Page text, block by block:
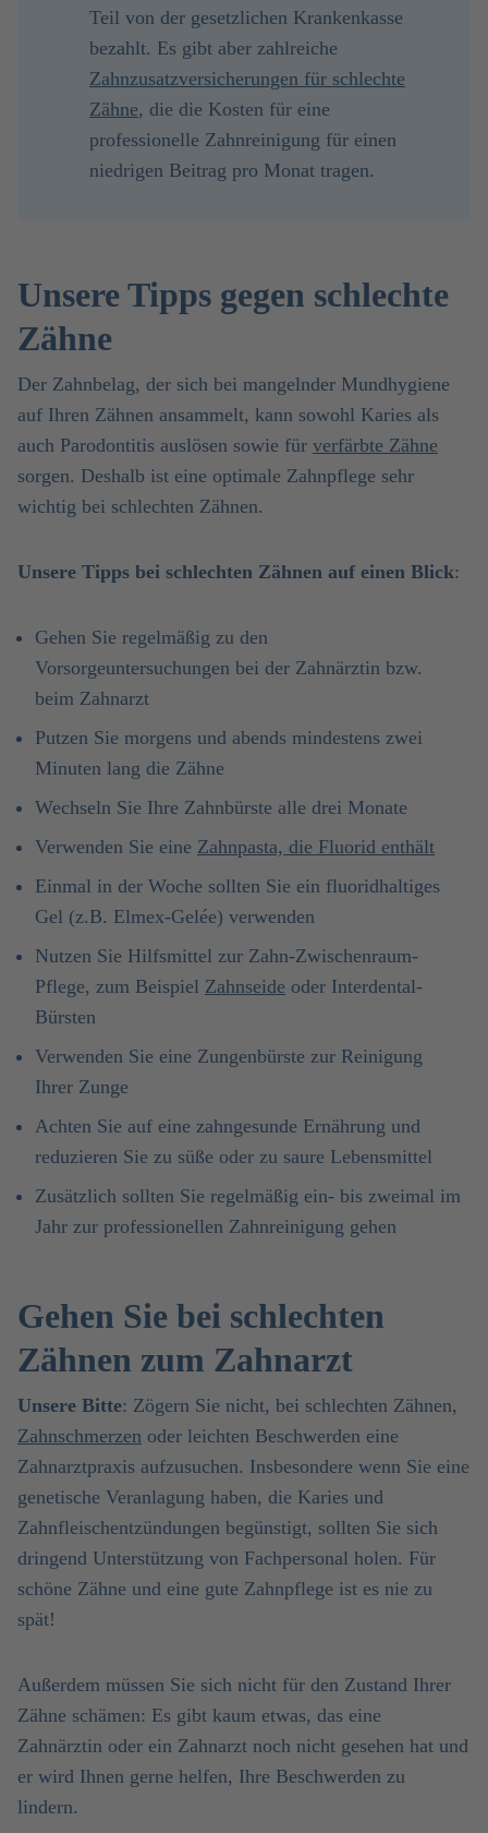
Teil von der gesetzlichen Krankenkasse
bezahlt. Es gibt aber zahlreiche
Zahnzusatzversicherungen für schlechte
Zähne, die die Kosten für eine
professionelle Zahnreinigung für einen
niedrigen Beitrag pro Monat tragen.
Unsere Tipps gegen schlechte
Zähne
Der Zahnbelag, der sich bei mangelnder Mundhygiene
auf Ihren Zähnen ansammelt, kann sowohl Karies als
auch Parodontitis auslösen sowie für verfärbte Zähne
sorgen. Deshalb ist eine optimale Zahnpflege sehr
wichtig bei schlechten Zähnen.
Unsere Tipps bei schlechten Zähnen auf einen Blick:
Gehen Sie regelmäßig zu den
Vorsorgeuntersuchungen bei der Zahnärztin bzw.
beim Zahnarzt
Putzen Sie morgens und abends mindestens zwei
Minuten lang die Zähne
Wechseln Sie Ihre Zahnbürste alle drei Monate
Verwenden Sie eine Zahnpasta, die Fluorid enthält
Einmal in der Woche sollten Sie ein fluoridhaltiges
Gel (z.B. Elmex-Gelée) verwenden
Nutzen Sie Hilfsmittel zur Zahn-Zwischenraum-
Pflege, zum Beispiel Zahnseide oder Interdental-
Bürsten
Verwenden Sie eine Zungenbürste zur Reinigung
Ihrer Zunge
Achten Sie auf eine zahngesunde Ernährung und
reduzieren Sie zu süße oder zu saure Lebensmittel
Zusätzlich sollten Sie regelmäßig ein- bis zweimal im
Jahr zur professionellen Zahnreinigung gehen
Gehen Sie bei schlechten
Zähnen zum Zahnarzt
Unsere Bitte: Zögern Sie nicht, bei schlechten Zähnen,
Zahnschmerzen oder leichten Beschwerden eine
Zahnarztpraxis aufzusuchen. Insbesondere wenn Sie eine
genetische Veranlagung haben, die Karies und
Zahnfleischentzündungen begünstigt, sollten Sie sich
dringend Unterstützung von Fachpersonal holen. Für
schöne Zähne und eine gute Zahnpflege ist es nie zu
spät!
Außerdem müssen Sie sich nicht für den Zustand Ihrer
Zähne schämen: Es gibt kaum etwas, das eine
Zahnärztin oder ein Zahnarzt noch nicht gesehen hat und
er wird Ihnen gerne helfen, Ihre Beschwerden zu
lindern.